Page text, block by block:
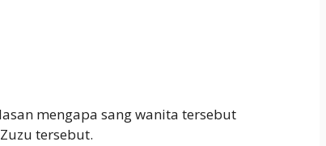
mengapa sang wanita tersebut
tersebut.